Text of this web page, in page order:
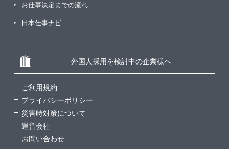
お仕事決定までの流れ
日本仕事ナビ
外国人採用を検討中の企業様へ
ご利用規約
プライバシーポリシー
災害時対策について
運営会社
お問い合わせ